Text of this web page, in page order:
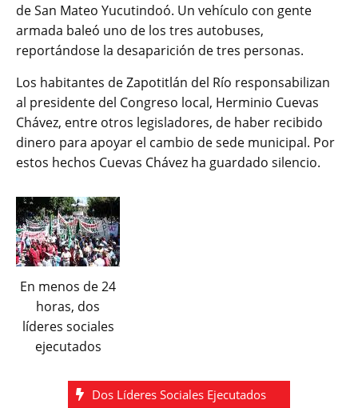
de San Mateo Yucutindoó. Un vehículo con gente
armada baleó uno de los tres autobuses,
reportándose la desaparición de tres personas.
Los habitantes de Zapotitlán del Río responsabilizan
al presidente del Congreso local, Herminio Cuevas
Chávez, entre otros legisladores, de haber recibido
dinero para apoyar el cambio de sede municipal. Por
estos hechos Cuevas Chávez ha guardado silencio.
En menos de 24
horas, dos
líderes sociales
ejecutados
Dos Líderes Sociales Ejecutados